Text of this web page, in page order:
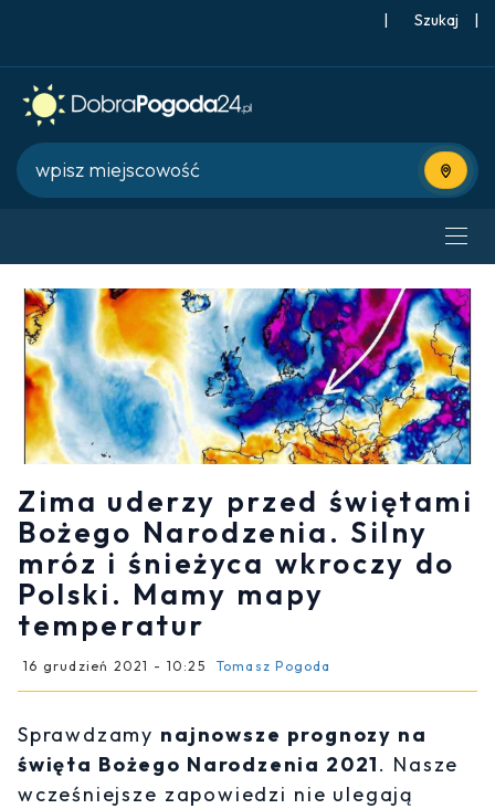
| |
Użyj
Zima uderzy przed świętami
Bożego Narodzenia. Silny
mróz i śnieżyca wkroczy do
Polski. Mamy mapy
temperatur
16 grudzień 2021 - 10:25 Tomasz Pogoda
Sprawdzamy najnowsze prognozy na
święta Bożego Narodzenia 2021. Nasze
wcześniejsze zapowiedzi nie ulegają